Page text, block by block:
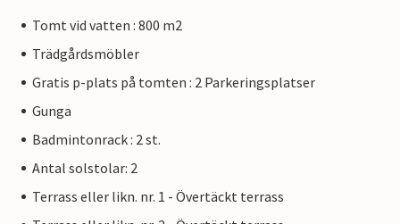
Tomt vid vatten : 800 m2
Trädgårdsmöbler
Gratis p-plats på tomten : 2 Parkeringsplatser
Gunga
Badmintonrack : 2 st.
Antal solstolar: 2
Terrass eller likn. nr. 1 - Övertäckt terrass